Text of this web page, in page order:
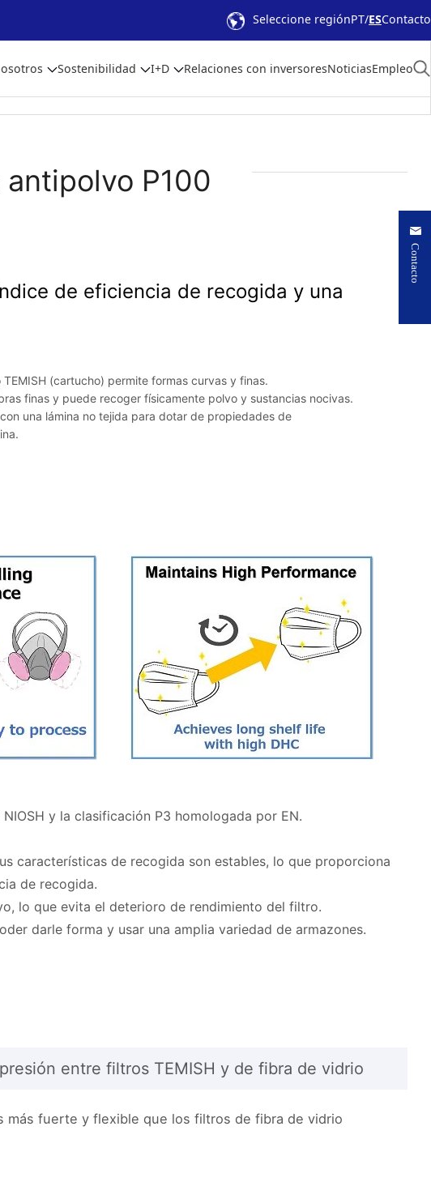
Seleccione regiónPT ESContacto
Sostenibilidad I+D Relaciones con inversoresNoticiasEmpleo
P100
de eficiencia de recogida y una
(cartucho) permite formas curvas y finas.
finas y puede recoger físicamente polvo y sustancias nocivas.
una lámina no tejida para dotar de propiedades de
y la clasificación P3 homologada por EN.
características de recogida son estables, lo que proporciona
de recogida.
lo que evita el deterioro de rendimiento del filtro.
darle forma y usar una amplia variedad de armazones.
entre filtros TEMISH y de fibra de vidrio
más fuerte y flexible que los filtros de fibra de vidrio
Contacto